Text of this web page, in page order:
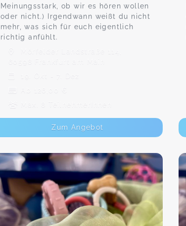
Meinungsstark, ob wir es hören wollen
oder nicht.) Irgendwann weißt du nicht
mehr, was sich für euch eigentlich
richtig anfühlt.
Mörfelder Landstraße 114,
60598 Frankfurt am Main
19. Okt - 7. Dez
Ab 126,00 €
Max. 8 TeilnehmerInnen
Zum Angebot